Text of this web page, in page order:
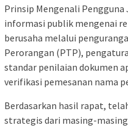
Prinsip Mengenali Pengguna
informasi publik mengenai
berusaha melalui
Perorangan (PTP),
standar penilaian dokumen
verifikasi pemesanan nama
Berdasarkan hasil rapat,
strategis dari masing-